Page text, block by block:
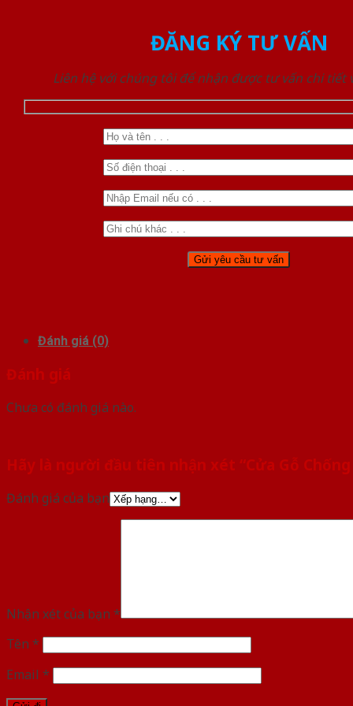
ĐĂNG KÝ TƯ VẤN
Liên hệ với chúng tôi để nhận được tư vấn chi tiết
Đánh giá (0)
Đánh giá
Chưa có đánh giá nào.
Hãy là người đầu tiên nhận xét “Cửa Gỗ Chống
Đánh giá của bạn
Nhận xét của bạn *
Tên *
Email *